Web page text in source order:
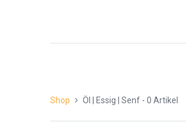
Shop Öl | Essig | Senf- 0 Artikel